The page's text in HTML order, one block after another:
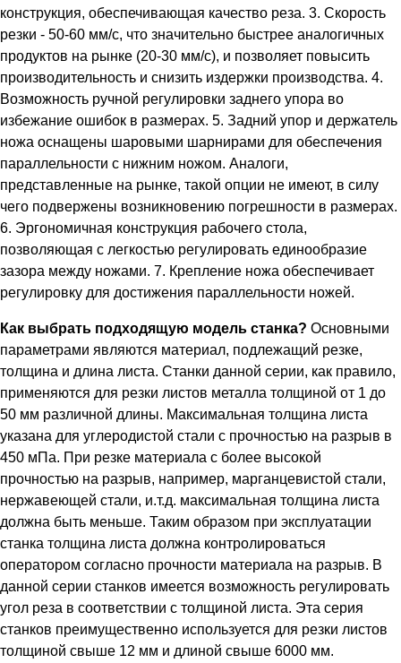
конструкция, обеспечивающая качество реза. 3. Скорость
резки - 50-60 мм/с, что значительно быстрее аналогичных
продуктов на рынке (20-30 мм/с), и позволяет повысить
производительность и снизить издержки производства. 4.
Возможность ручной регулировки заднего упора во
избежание ошибок в размерах. 5. Задний упор и держатель
ножа оснащены шаровыми шарнирами для обеспечения
параллельности с нижним ножом. Аналоги,
представленные на рынке, такой опции не имеют, в силу
чего подвержены возникновению погрешности в размерах.
6. Эргономичная конструкция рабочего стола,
позволяющая с легкостью регулировать единообразие
зазора между ножами. 7. Крепление ножа обеспечивает
регулировку для достижения параллельности ножей.
Как выбрать подходящую модель станка? Основными
параметрами являются материал, подлежащий резке,
толщина и длина листа. Станки данной серии, как правило,
применяются для резки листов металла толщиной от 1 до
50 мм различной длины. Максимальная толщина листа
указана для углеродистой стали с прочностью на разрыв в
450 мПа. При резке материала с более высокой
прочностью на разрыв, например, марганцевистой стали,
нержавеющей стали, и.т.д. максимальная толщина листа
должна быть меньше. Таким образом при эксплуатации
станка толщина листа должна контролироваться
оператором согласно прочности материала на разрыв. В
данной серии станков имеется возможность регулировать
угол реза в соответствии с толщиной листа. Эта серия
станков преимущественно используется для резки листов
толщиной свыше 12 мм и длиной свыше 6000 мм.